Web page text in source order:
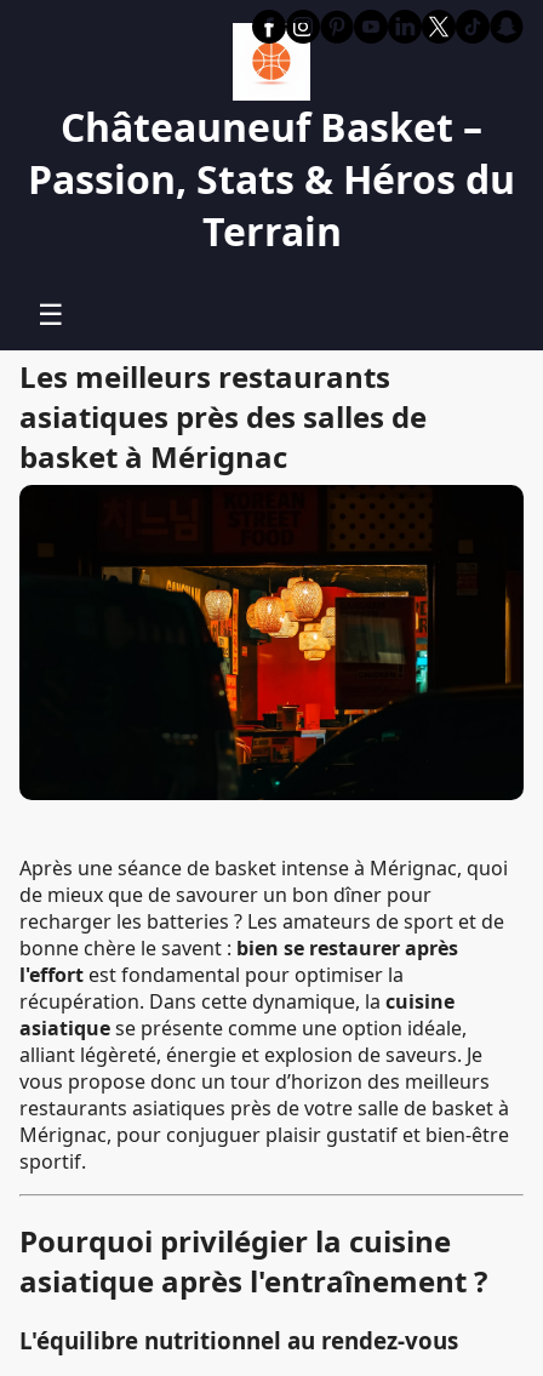
Châteauneuf Basket –
Passion, Stats & Héros du
Terrain
☰
Les meilleurs restaurants
asiatiques près des salles de
basket à Mérignac
Après une séance de basket intense à Mérignac, quoi
de mieux que de savourer un bon dîner pour
recharger les batteries ? Les amateurs de sport et de
bonne chère le savent : bien se restaurer après
l'effort est fondamental pour optimiser la
récupération. Dans cette dynamique, la cuisine
asiatiquese présente comme une option idéale,
alliant légèreté, énergie et explosion de saveurs. Je
vous propose donc un tour d’horizon des meilleurs
restaurants asiatiques près de votre salle de basket à
Mérignac, pour conjuguer plaisir gustatif et bien-être
sportif.
Pourquoi privilégier la cuisine
asiatique après l'entraînement ?
L'équilibre nutritionnel au rendez-vous